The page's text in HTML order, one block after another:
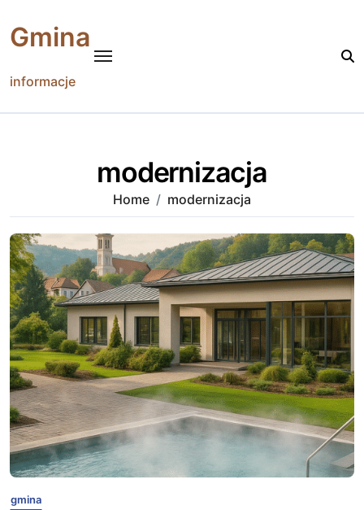
content
Gmina
informacje
modernizacja
Home modernizacja
gmina